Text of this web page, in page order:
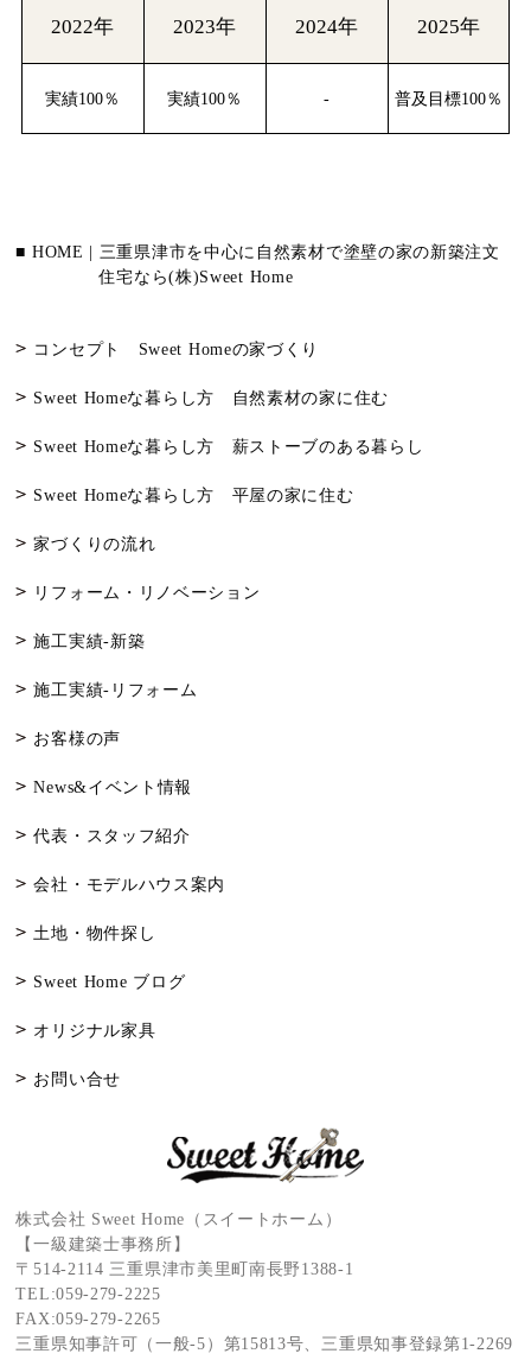
2022年 2023年 2024年 2025年
実績100％ 実績100％ - 普及目標100％
■ HOME | 三重県津市を中心に自然素材で塗壁の家の新築注文
住宅なら(株)Sweet Home
コンセプト Sweet Homeの家づくり
Sweet Homeな暮らし方 自然素材の家に住む
Sweet Homeな暮らし方 薪ストーブのある暮らし
Sweet Homeな暮らし方 平屋の家に住む
家づくりの流れ
リフォーム・リノベーション
施工実績-新築
施工実績-リフォーム
お客様の声
News&イベント情報
代表・スタッフ紹介
会社・モデルハウス案内
土地・物件探し
Sweet Home ブログ
オリジナル家具
お問い合せ
株式会社 Sweet Home（スイートホーム）
【一級建築士事務所】
〒514-2114 三重県津市美里町南長野1388-1
TEL:059-279-2225
FAX:059-279-2265
三重県知事許可（一般-5）第15813号、三重県知事登録第1-2269